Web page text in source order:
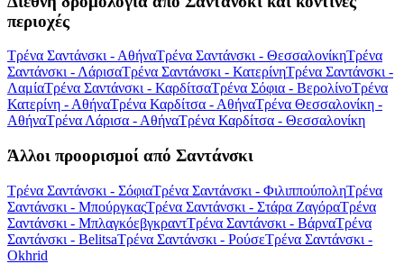
περιοχές
Τρένα Σαντάνσκι - ΑθήναΤρένα Σαντάνσκι - ΘεσσαλονίκηΤρένα
Σαντάνσκι - ΛάρισαΤρένα Σαντάνσκι - ΚατερίνηΤρένα Σαντάνσκι -
ΛαμίαΤρένα Σαντάνσκι - ΚαρδίτσαΤρένα Σόφια - ΒερολίνοΤρένα
Κατερίνη - ΑθήναΤρένα Καρδίτσα - ΑθήναΤρένα Θεσσαλονίκη -
ΑθήναΤρένα Λάρισα - ΑθήναΤρένα Καρδίτσα - Θεσσαλονίκη
Άλλοι προορισμοί από Σαντάνσκι
Τρένα Σαντάνσκι - ΣόφιαΤρένα Σαντάνσκι - ΦιλιππούποληΤρένα
Σαντάνσκι - ΜπούργκαςΤρένα Σαντάνσκι - Στάρα ΖαγόραΤρένα
Σαντάνσκι - ΜπλαγκόεβγκραντΤρένα Σαντάνσκι - ΒάρναΤρένα
Σαντάνσκι - BelitsaΤρένα Σαντάνσκι - ΡούσεΤρένα Σαντάνσκι -
Okhrid